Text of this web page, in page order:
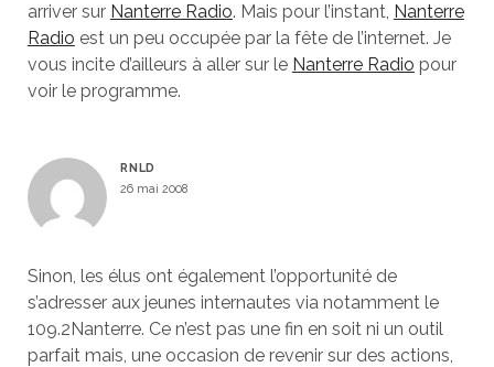
arriver sur Nanterre Radio. Mais pour l’instant, Nanterre
Radio est un peu occupée par la fête de l’internet. Je
vous incite d’ailleurs à aller sur le Nanterre Radio pour
voir le programme.
RNLD
26 mai 2008
Sinon, les élus ont également l’opportunité de
s’adresser aux jeunes internautes via notamment le
109.2Nanterre. Ce n’est pas une fin en soit ni un outil
parfait mais, une occasion de revenir sur des actions,